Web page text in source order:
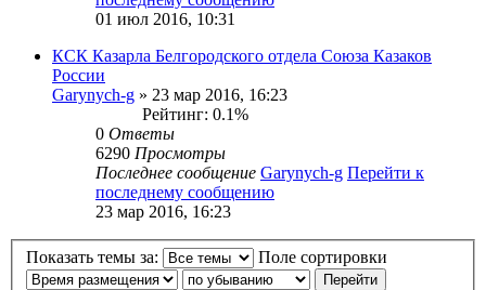
01 июл 2016, 10:31
КСК Казарла Белгородского отдела Союза Казаков
России
Garynych-g » 23 мар 2016, 16:23
Рейтинг: 0.1%
0 Ответы
6290 Просмотры
Последнее сообщение Garynych-g Перейти к
последнему сообщению
23 мар 2016, 16:23
Показать темы за: Поле сортировки